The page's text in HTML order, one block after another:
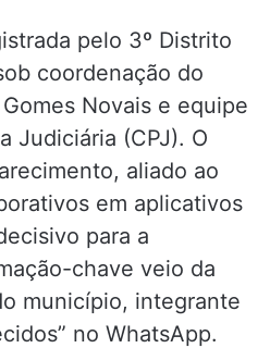
pelo 3º Distrito
coordenação do
Novais e equipe
Judiciária (CPJ). O
aliado ao
em aplicativos
para a
chave veio da
município, integrante
no WhatsApp.